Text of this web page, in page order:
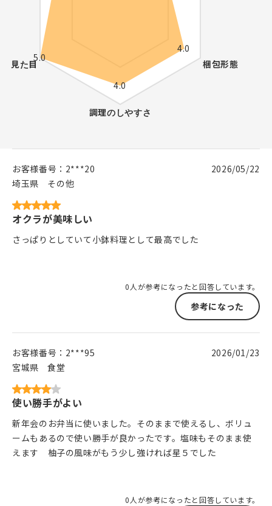
お客様番号： 2***20
埼玉県
その他
2026/05/22
オクラが美味しい
さっぱりとしていて小鉢料理として最高でした
0人が参考になったと回答しています。
参考になった
お客様番号： 2***95
宮城県
食堂
2026/01/23
使い勝手がよい
新年会のお弁当に使いました。そのままで使えるし、ボリュ
ームもあるので使い勝手が良かったです。塩味もそのまま使
えます 柚子の風味がもう少し強ければ星５でした
0人が参考になったと回答しています。